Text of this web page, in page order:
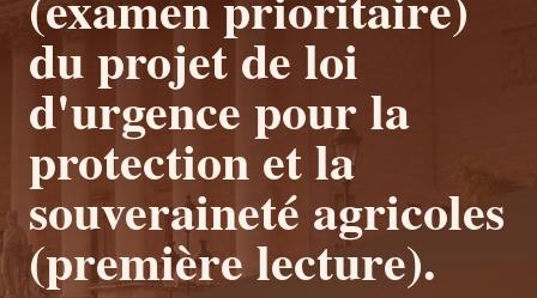
du projet de loi
d'urgence pour la
protection et la
souveraineté agricoles
(première lecture).